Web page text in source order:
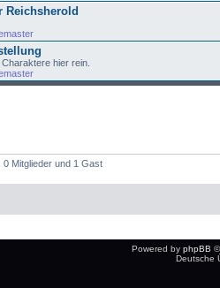
Reichsherold
hier rein.
0 Mitglieder und 1 Gast
Powered by phpBB
Deutsche